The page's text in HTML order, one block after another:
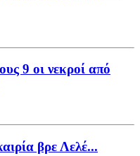
9 οι νεκροί από
βρε Λελέ...